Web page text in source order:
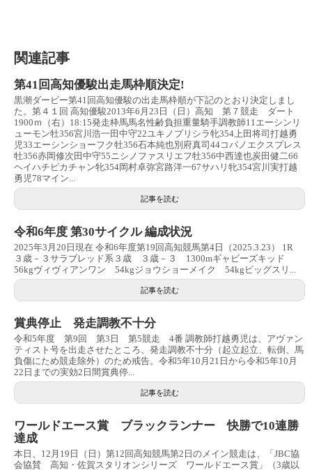
関連記事
第41回高知優駿出走馬枠順決定!
黒潮ダービー第41回高知優駿の出走馬枠順が下記のとおり決定しまし
た。第４１回 高知優駿2013年6月23日（日）高知 第７競走 ダート
1900ｍ（右）18:15発走枠馬馬名性齢負担重量騎手調教師11エーシンリ
ューモン牡356宮川浩一田中守22ユキノプリシラ牝354上田将司打越勇
児33エーシンショーフク牡356石本純也別府真司44コパノエクスプレス
牡356赤岡修次田中守55ニシノファスリエフ牡356中西達也炭田健二66
ヘイハチピカチャン牝354岡村卓弥宮路洋一67サハリ牝354宮川実打越
勇児78マイン...
記事を読む
令和6年度 第30サイクル 編成状況
2025年3月20日現在 令和6年度第19回高知競馬第4日（2025.3.23） 1R
３歳－３サラブレッド系３歳 ３歳－３ 1300mギャビーズキッド
56kgヴィヴィアンワン 54kgジョウショーメイク 54kgビッグスリ...
記事を読む
賞典停止 発走調教不十分
令和5年度 第9回 第3日 第5競走 4番 調教師打越勇児は、アヴァン
ティスト号を出走させたところ、発走調教不十分（起立起立、転倒、馬
負傷にため競走除外）のため戒告。令和5年10月21日から令和5年10月
22日までの実効2日間賞典停...
記事を読む
ワールドエース賞 ブラックランナー 快勝で10連勝
達成
本日、12月19日（日）第12回高知競馬第2日のメイン競走は、「JBC協
会協賛 高知・佐賀スタリオンシリーズ ワールドエース賞」（3歳以